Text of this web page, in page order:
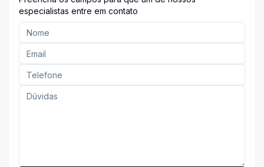
especialistas entre em contato